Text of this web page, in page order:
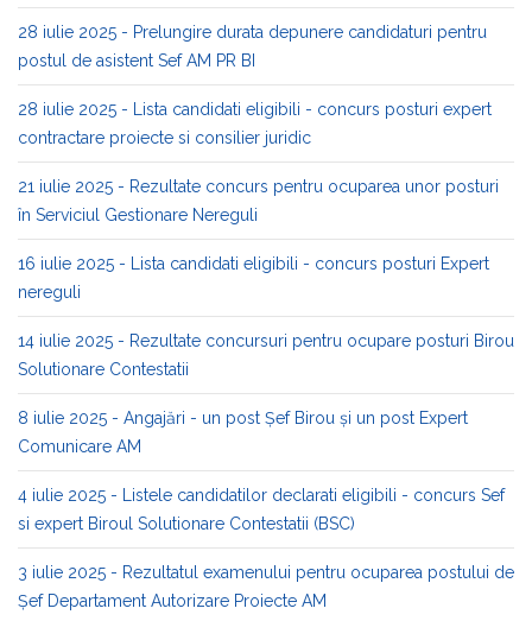
28 iulie 2025 - Prelungire durata depunere candidaturi pentru
postul de asistent Sef AM PR BI
28 iulie 2025 - Lista candidati eligibili - concurs posturi expert
contractare proiecte si consilier juridic
21 iulie 2025 - Rezultate concurs pentru ocuparea unor posturi
în Serviciul Gestionare Nereguli
16 iulie 2025 - Lista candidati eligibili - concurs posturi Expert
nereguli
14 iulie 2025 - Rezultate concursuri pentru ocupare posturi Birou
Solutionare Contestatii
8 iulie 2025 - Angajări - un post Șef Birou și un post Expert
Comunicare AM
4 iulie 2025 - Listele candidatilor declarati eligibili - concurs Sef
si expert Biroul Solutionare Contestatii (BSC)
3 iulie 2025 - Rezultatul examenului pentru ocuparea postului de
Șef Departament Autorizare Proiecte AM